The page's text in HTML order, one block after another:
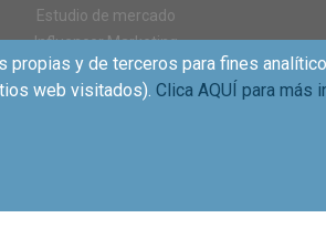
Estudio de mercado
Influencer Marketing
Sampling
WOM
propias y de terceros para fines
web visitados). Clica AQUÍ para más